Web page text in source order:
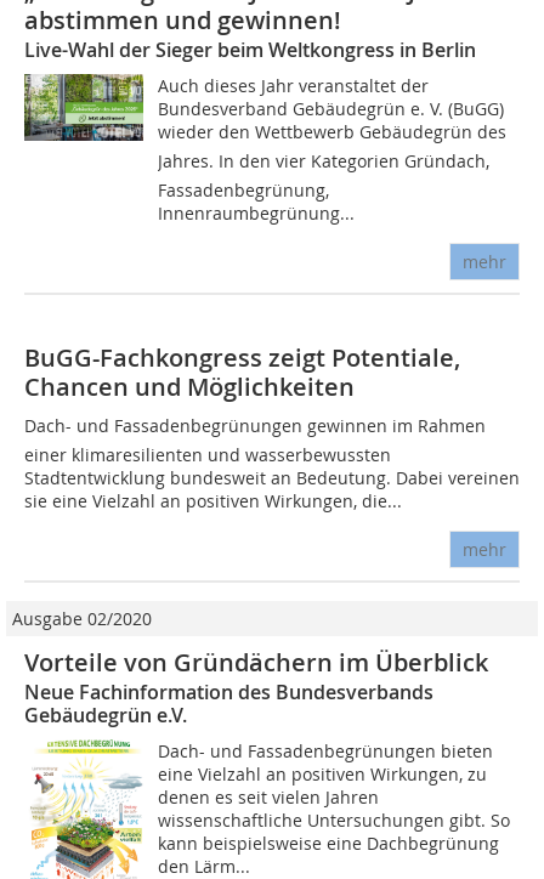
abstimmen und gewinnen!
Live-Wahl der Sieger beim Weltkongress in Berlin
Auch dieses Jahr veranstaltet der
Bundesverband Gebäudegrün e. V. (BuGG)
wieder den Wettbewerb Gebäudegrün des
Jahres. In den vier Kategorien Gründach,
Fassadenbegrünung,
Innenraumbegrünung...
mehr
BuGG-Fachkongress zeigt Potentiale,
Chancen und Möglichkeiten
Dach- und Fassadenbegrünungen gewinnen im Rahmen
einer klimaresilienten und wasserbewussten
Stadtentwicklung bundesweit an Bedeutung. Dabei vereinen
sie eine Vielzahl an positiven Wirkungen, die...
mehr
Ausgabe 02/2020
Vorteile von Gründächern im Überblick
Neue Fachinformation des Bundesverbands
Gebäudegrün e.V.
Dach- und Fassadenbegrünungen bieten
eine Vielzahl an positiven Wirkungen, zu
denen es seit vielen Jahren
wissenschaftliche Untersuchungen gibt. So
kann beispielsweise eine Dachbegrünung
den Lärm...